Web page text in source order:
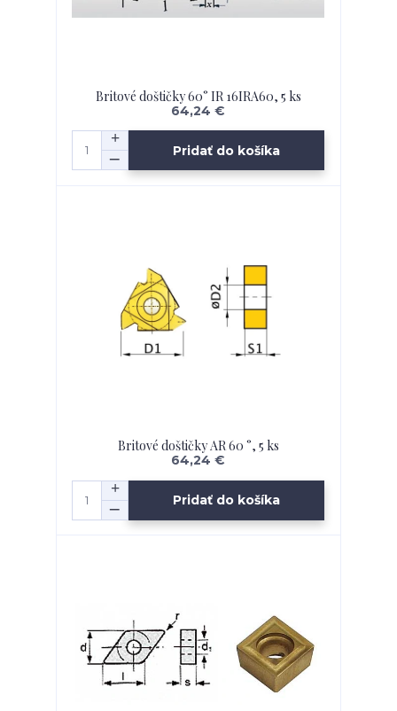
Britové doštičky 60° IR 16IRA60, 5 ks
64,24 €
Pridať do košíka
Britové doštičky AR 60 °, 5 ks
64,24 €
Pridať do košíka